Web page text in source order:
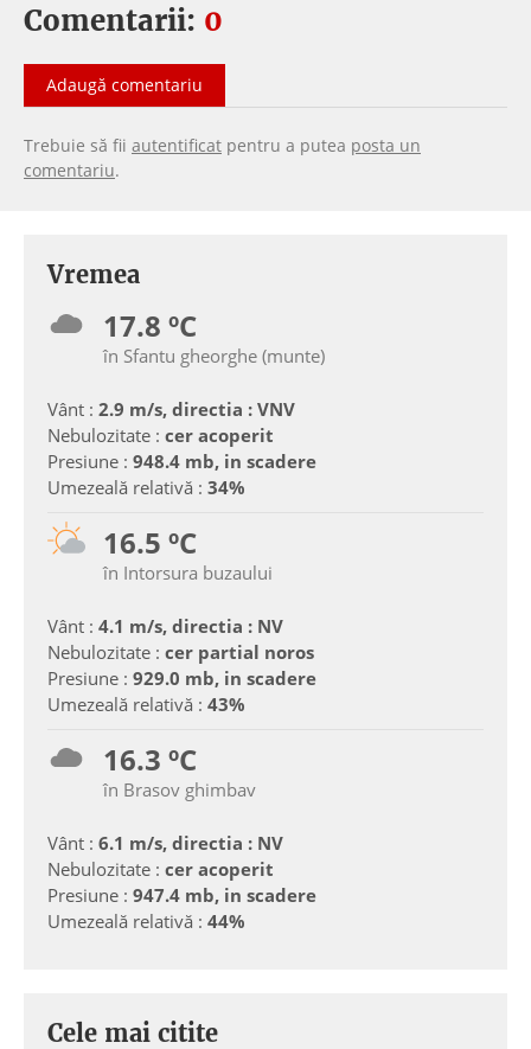
Comentarii: 0
Adaugă comentariu
Trebuie să fii autentificat pentru a putea posta un
comentariu.
Vremea
17.8 ºC
în Sfantu gheorghe (munte)
Vânt : 2.9 m/s, directia : VNV
Nebulozitate : cer acoperit
Presiune : 948.4 mb, in scadere
Umezeală relativă : 34%
16.5 ºC
în Intorsura buzaului
Vânt : 4.1 m/s, directia : NV
Nebulozitate : cer partial noros
Presiune : 929.0 mb, in scadere
Umezeală relativă : 43%
16.3 ºC
în Brasov ghimbav
Vânt : 6.1 m/s, directia : NV
Nebulozitate : cer acoperit
Presiune : 947.4 mb, in scadere
Umezeală relativă : 44%
Cele mai citite